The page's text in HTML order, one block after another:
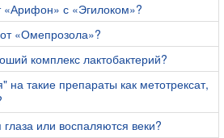
с «Эгилоком»?
«Омепрозола»?
комплекс лактобактерий?
на такие препараты как метотрексат,
глаза или воспаляются веки?